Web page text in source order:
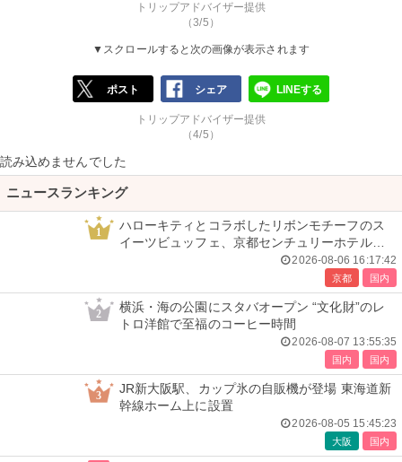
トリップアドバイザー提供
（3/5）
▼スクロールすると次の画像が表示されます
ポスト シェア LINEする
トリップアドバイザー提供
（4/5）
読み込めませんでした
ニュースランキング
1
ハローキティとコラボしたリボンモチーフのス
イーツビュッフェ、京都センチュリーホテルで
2026-08-06 16:17:42
京都 国内
2
横浜・海の公園にスタバオープン “文化財”のレ
トロ洋館で至福のコーヒー時間
2026-08-07 13:55:35
国内 国内
3
JR新大阪駅、カップ氷の自販機が登場 東海道新
幹線ホーム上に設置
2026-08-05 15:45:23
大阪 国内